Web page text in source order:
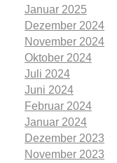
Januar 2025
Dezember 2024
November 2024
Oktober 2024
Juli 2024
Juni 2024
Februar 2024
Januar 2024
Dezember 2023
November 2023